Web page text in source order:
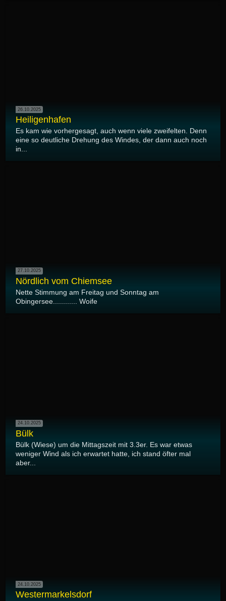
26.10.2025
Heiligenhafen
Es kam wie vorhergesagt, auch wenn viele zweifelten. Denn
eine so deutliche Drehung des Windes, der dann auch noch
in...
27.10.2025
Nördlich vom Chiemsee
Nette Stimmung am Freitag und Sonntag am
Obingersee............ Woife
24.10.2025
Bülk
Bülk (Wiese) um die Mittagszeit mit 3.3er. Es war etwas
weniger Wind als ich erwartet hatte, ich stand öfter mal
aber...
24.10.2025
Westermarkelsdorf